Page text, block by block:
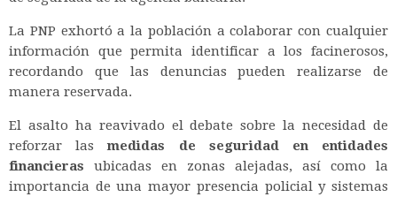
La PNP exhortó a la población a colaborar con cualquier
información que permita identificar a los facinerosos,
recordando que las denuncias pueden realizarse de
manera reservada.
El asalto ha reavivado el debate sobre la necesidad de
reforzar lasmedidas de seguridad en entidades
financieras ubicadas en zonas alejadas, así como la
importancia de una mayor presencia policial y sistemas